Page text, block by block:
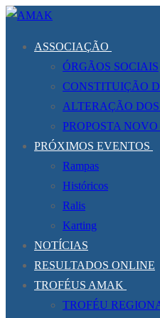
Saltar
conteúdo
Menu
Fechar
ASSOCIAÇÃO
ÓRGÃOS SOCIAIS
CONSTITUIÇÃO
ALTERAÇÃO
PROPOSTA NOVO
PRÓXIMOS EVENTOS
Rampas
Históricos
Ralis
Karting
NOTÍCIAS
RESULTADOS ONLINE
TROFÉUS AMAK
TROFÉU